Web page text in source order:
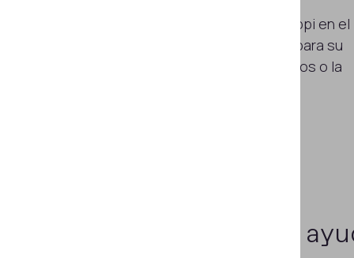
resolución superalta (hasta 4.380 ppi en el
modelo superior) con un solo clic, para su
uso en la creación de bases de datos o la
¿Necesita